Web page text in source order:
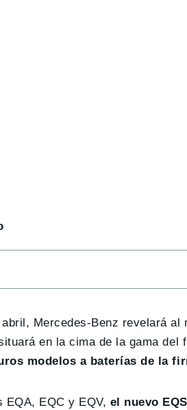
Mercedes-Benz revelará
en la cima de la gama
modelos a baterías de la
EQC y EQV, el nuevo